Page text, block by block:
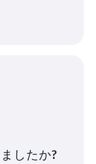
したか?